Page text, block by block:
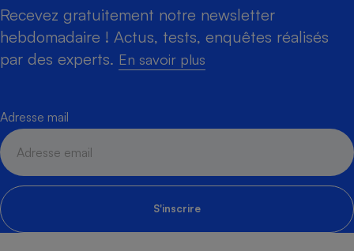
Recevez gratuitement notre newsletter
hebdomadaire ! Actus, tests, enquêtes réalisés
par des experts. En savoir plus
Adresse mail
S'inscrire